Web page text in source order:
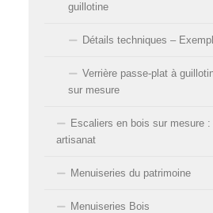
guillotine
Détails techniques –
Verrière passe-plat à
sur mesure
Escaliers en bois sur mesure
artisanat
Menuiseries du patrimoine
Menuiseries Bois